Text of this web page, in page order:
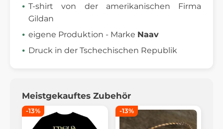
T-shirt von der amerikanischen Firma
Gildan
eigene Produktion - Marke Naav
Druck in der Tschechischen Republik
Meistgekauftes Zubehör
-13% -13%